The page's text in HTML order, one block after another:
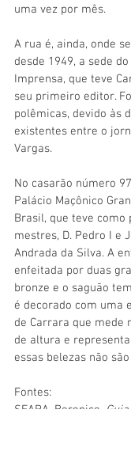
uma vez por mês.
A rua é, ainda, onde
desde 1949, a sede
Imprensa, que teve
seu primeiro editor.
polêmicas, devido às
existentes entre o
Vargas.
No casarão número
Palácio Maçônico
Brasil, que teve
mestres, D. Pedro I e
Andrada da Silva. A
enfeitada por duas
bronze e o saguão
é decorado com uma
de Carrara que mede
de altura e
essas belezas não
Fontes:
SEARA, Berenice.